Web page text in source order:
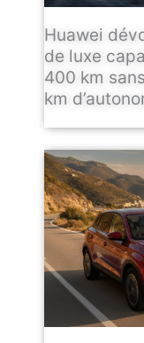
Huawei
de luxe
400 km
km